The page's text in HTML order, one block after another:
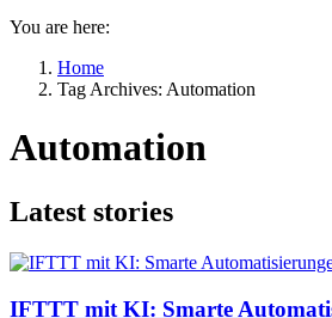
You are here:
Home
Tag Archives: Automation
Automation
Latest stories
IFTTT mit KI: Smarte